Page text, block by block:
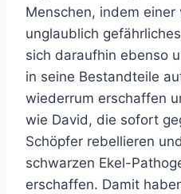
Menschen, indem einer
unglaublich
sich daraufhin ebenso
in seine Bestandteile
wiederrum erschaffen
wie David, die sofort
Schöpfer rebellieren
schwarzen Ekel-
erschaffen. Damit